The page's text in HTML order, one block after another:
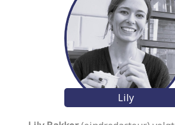
Lily